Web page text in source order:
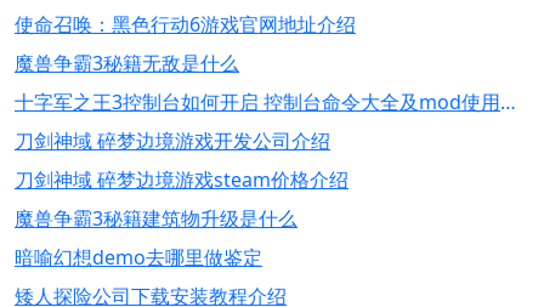
使命召唤：黑色行动6游戏官网地址介绍
魔兽争霸3秘籍无敌是什么
十字军之王3控制台如何开启 控制台命令大全及mod使用指南
刀剑神域 碎梦边境游戏开发公司介绍
刀剑神域 碎梦边境游戏steam价格介绍
魔兽争霸3秘籍建筑物升级是什么
暗喻幻想demo去哪里做鉴定
矮人探险公司下载安装教程介绍